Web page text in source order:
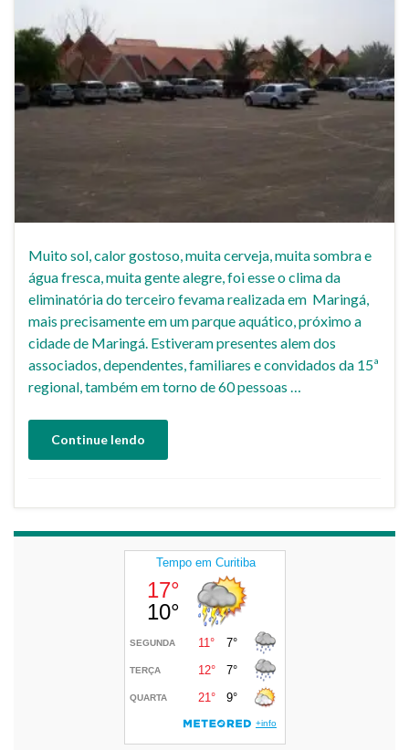
Muito sol, calor gostoso, muita cerveja, muita sombra e
água fresca, muita gente alegre, foi esse o clima da
eliminatória do terceiro fevama realizada em Maringá,
mais precisamente em um parque aquático, próximo a
cidade de Maringá. Estiveram presentes alem dos
associados, dependentes, familiares e convidados da 15ª
regional, também em torno de 60 pessoas …
Continue lendo